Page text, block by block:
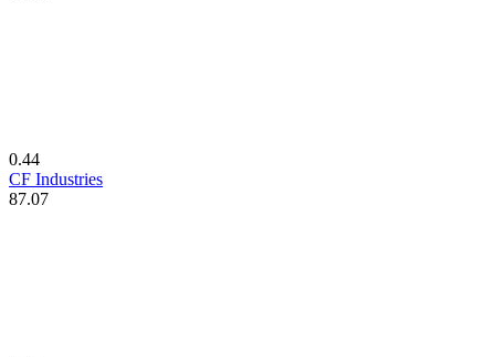
0.44
CF Industries
87.07